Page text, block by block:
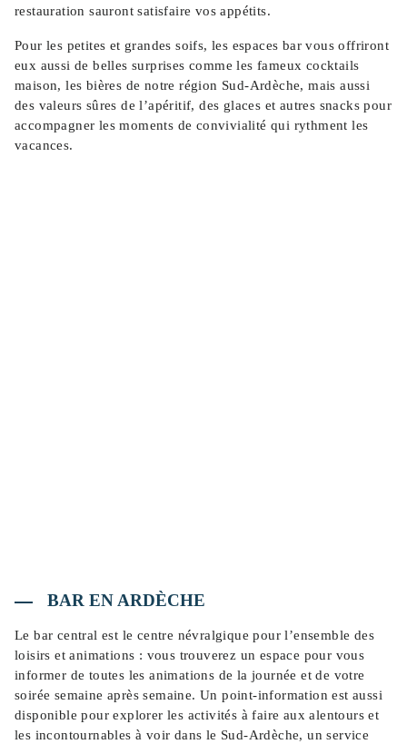
restauration sauront satisfaire vos appétits.
Pour les petites et grandes soifs, les espaces bar vous offriront
eux aussi de belles surprises comme les fameux cocktails
maison, les bières de notre région Sud-Ardèche, mais aussi
des valeurs sûres de l’apéritif, des glaces et autres snacks pour
accompagner les moments de convivialité qui rythment les
vacances.
BAR EN ARDÈCHE
Le bar central est le centre névralgique pour l’ensemble des
loisirs et animations : vous trouverez un espace pour vous
informer de toutes les animations de la journée et de votre
soirée semaine après semaine. Un point-information est aussi
disponible pour explorer les activités à faire aux alentours et
les incontournables à voir dans le Sud-Ardèche, un service